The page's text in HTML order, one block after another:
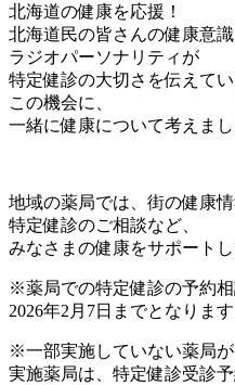
北海道の健康を応援！
北海道民の皆さんの健康意識
ラジオパーソナリティが
特定健診の大切さを伝えてい
この機会に、
一緒に健康について考えまし
地域の薬局では、街の健康情
特定健診のご相談など、
みなさまの健康をサポートし
※薬局での特定健診の予約相
2026年2月7日までとなります
※一部実施していない薬局が
実施薬局は、特定健診受診